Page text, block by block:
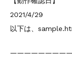
2021/4/29
以下は、